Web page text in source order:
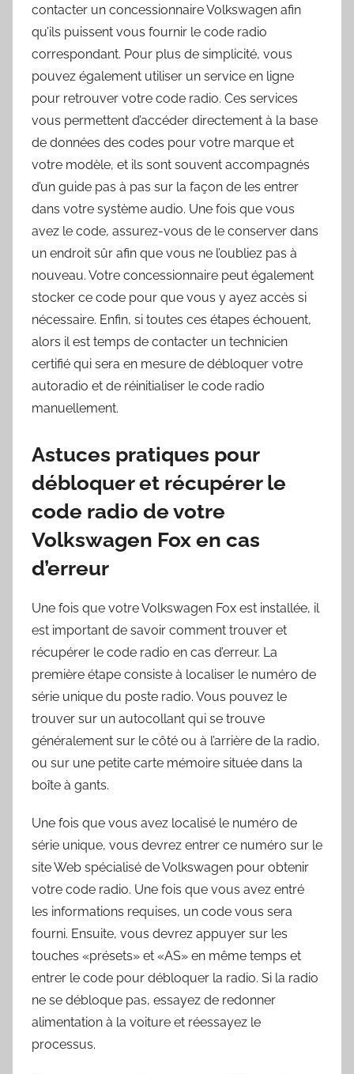
contacter un concessionnaire Volkswagen afin
qu’ils puissent vous fournir le code radio
correspondant. Pour plus de simplicité, vous
pouvez également utiliser un service en ligne
pour retrouver votre code radio. Ces services
vous permettent d’accéder directement à la base
de données des codes pour votre marque et
votre modèle, et ils sont souvent accompagnés
d’un guide pas à pas sur la façon de les entrer
dans votre système audio. Une fois que vous
avez le code, assurez-vous de le conserver dans
un endroit sûr afin que vous ne l’oubliez pas à
nouveau. Votre concessionnaire peut également
stocker ce code pour que vous y ayez accès si
nécessaire. Enfin, si toutes ces étapes échouent,
alors il est temps de contacter un technicien
certifié qui sera en mesure de débloquer votre
autoradio et de réinitialiser le code radio
manuellement.
Astuces pratiques pour
débloquer et récupérer le
code radio de votre
Volkswagen Fox en cas
d’erreur
Une fois que votre Volkswagen Fox est installée, il
est important de savoir comment trouver et
récupérer le code radio en cas d’erreur. La
première étape consiste à localiser le numéro de
série unique du poste radio. Vous pouvez le
trouver sur un autocollant qui se trouve
généralement sur le côté ou à l’arrière de la radio,
ou sur une petite carte mémoire située dans la
boîte à gants.
Une fois que vous avez localisé le numéro de
série unique, vous devrez entrer ce numéro sur le
site Web spécialisé de Volkswagen pour obtenir
votre code radio. Une fois que vous avez entré
les informations requises, un code vous sera
fourni. Ensuite, vous devrez appuyer sur les
touches «présets» et «AS» en même temps et
entrer le code pour débloquer la radio. Si la radio
ne se débloque pas, essayez de redonner
alimentation à la voiture et réessayez le
processus.